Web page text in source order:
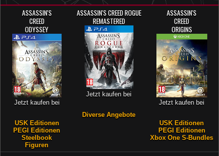
ASSASSIN'S
CREED
ODYSSEY
Jetzt kaufen bei
USK Editionen
PEGI Editionen
Steelbook
Figuren
ASSASSIN'S CREED ROGUE
REMASTERED
Jetzt kaufen bei
Diverse Angebote
ASSASSIN'S
CREED
ORIGINS
Jetzt kaufen bei
USK Editionen
PEGI Editionen
Xbox One S-Bundles